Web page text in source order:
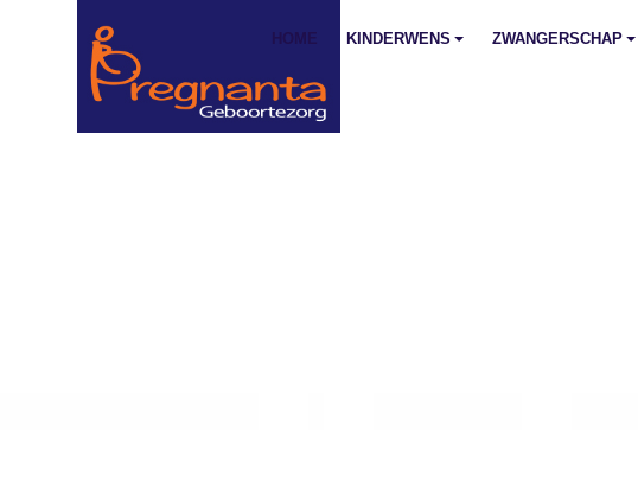
HOME KINDERWENS ZWANGERSCHAP